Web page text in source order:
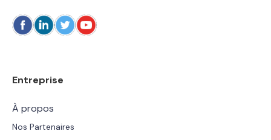
Entreprise
À propos
Nos Partenaires